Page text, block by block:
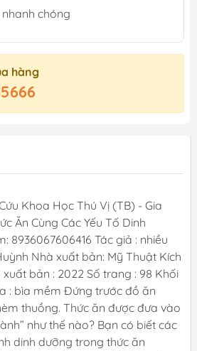
chóng
hàng
Khoa Học Thú Vị (TB) - Gia
Ăn Cùng Các Yếu Tố Dinh
8936067606416 Tác giả : nhiều
Nhà xuất bản: Mỹ Thuật Kích
xuất bản : 2022 Số trang : 98 Khối
: bìa mềm Đứng trước đồ ăn
thuồng. Thức ăn được đưa vào
như thế nào? Bạn có biết các
dinh dưỡng trong thức ăn